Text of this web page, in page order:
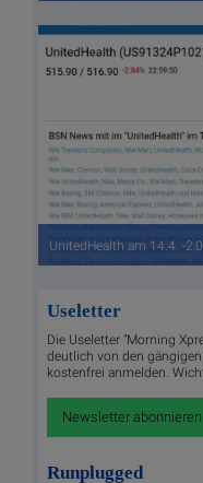
UnitedHealth am 14.4. -
Useletter
Die Useletter "Morning
deutlich von den
kostenfrei anmelden.
Newsletter abonnieren
Runplugged